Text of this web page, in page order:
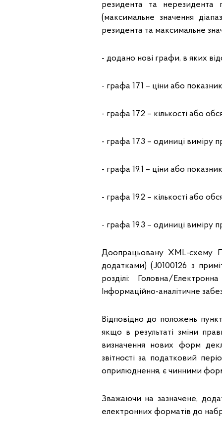
резидента та нерезидента
(максимальне значення
резидента та максимальне
- додано нові графи, в яких
- графа 17.1 – ціни або
- графа 17.2 – кількості або
- графа 17.3 – одиниці виміру
- графа 19.1 – ціни або
- графа 19.2 – кількості або
- графа 19.3 – одиниці виміру
Доопрацьовану ХML-схему
додатками) (J0100126 з
розділі: Головна/
Інформаційно-аналітичне
Відповідно до положень
якщо в результаті зміни
визначення нових форм
звітності за податковий
оприлюднення, є чинними
Зважаючи на зазначене,
електронних форматів до